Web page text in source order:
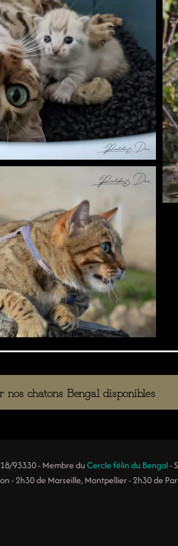
chatons Bengal disponibles
93330 - Membre duCercle félin du Bengal-
- 2h30 de Marseille, Montpellier - 2h30 de